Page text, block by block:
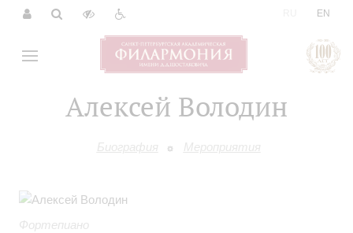
EN
Алексей Володин
Биография Мероприятия
Фортепиано